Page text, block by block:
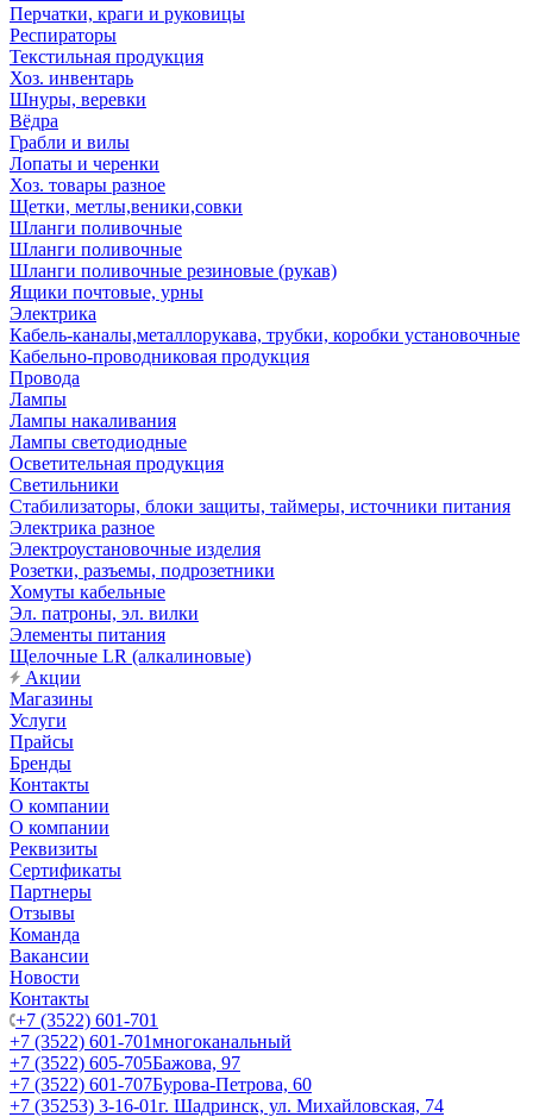
Перчатки, краги и руковицы
Респираторы
Текстильная продукция
Хоз. инвентарь
Шнуры, веревки
Вёдра
Грабли и вилы
Лопаты и черенки
Хоз. товары разное
Щетки, метлы,веники,совки
Шланги поливочные
Шланги поливочные
Шланги поливочные резиновые (рукав)
Ящики почтовые, урны
Электрика
Кабель-каналы,металлорукава, трубки, коробки установочные
Кабельно-проводниковая продукция
Провода
Лампы
Лампы накаливания
Лампы светодиодные
Осветительная продукция
Светильники
Стабилизаторы, блоки защиты, таймеры, источники питания
Электрика разное
Электроустановочные изделия
Розетки, разъемы, подрозетники
Хомуты кабельные
Эл. патроны, эл. вилки
Элементы питания
Щелочные LR (алкалиновые)
Акции
Магазины
Услуги
Прайсы
Бренды
Контакты
О компании
О компании
Реквизиты
Сертификаты
Партнеры
Отзывы
Команда
Вакансии
Новости
Контакты
+7 (3522) 601-701
+7 (3522) 601-701многоканальный
+7 (3522) 605-705Бажова, 97
+7 (3522) 601-707Бурова-Петрова, 60
+7 (35253) 3-16-01г. Шадринск, ул. Михайловская, 74